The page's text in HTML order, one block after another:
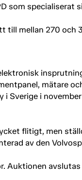
som specialiserat
till mellan 270 och
mätare
Sverige i
flitigt, men
av den
Auktionen avslutas